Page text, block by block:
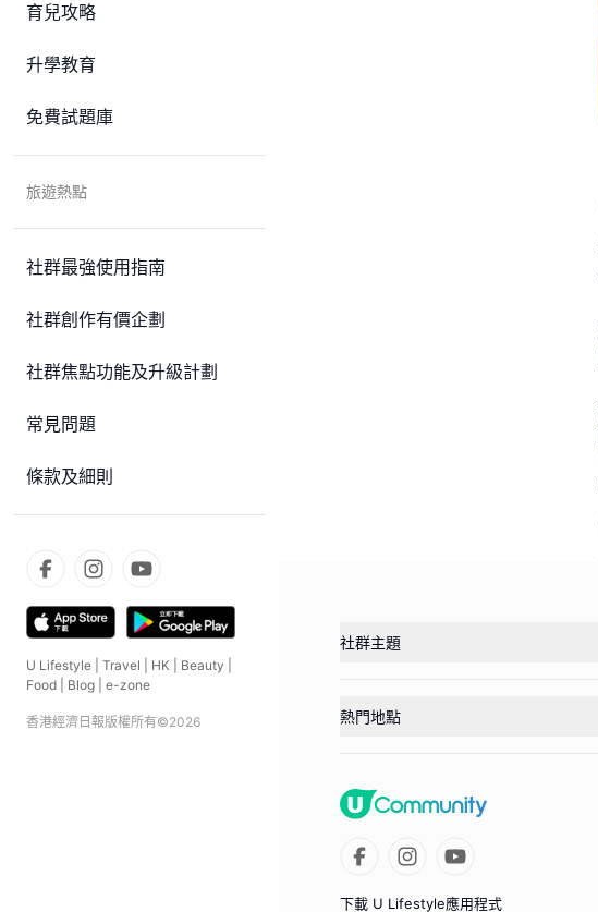
育兒攻略
升學教育
免費試題庫
旅遊熱點
社群最強使用指南
社群創作有價企劃
社群焦點功能及升級計劃
常見問題
條款及細則
U Lifestyle Travel HK Beauty
Food
Blog e-zone
香港經濟日報版權所有©2026
社群主題
熱門地點
下載 U Lifestyle應用程式